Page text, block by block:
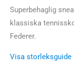
Superbehaglig
klassiska
Federer.
Visa storleksguide